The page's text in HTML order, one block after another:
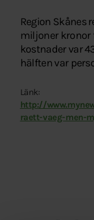
Region Skånes
miljoner kronor
kostnader var
hälften var
Länk:
http://
raett-vaeg-men-